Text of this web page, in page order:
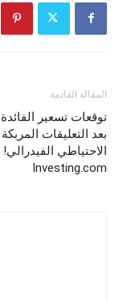
المقالة القادمة
توقعات تسعير
بعد التعليقات
الاحتياطي
Investing.com